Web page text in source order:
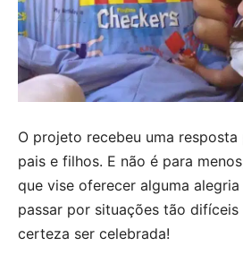
O projeto recebeu uma
pais e filhos. E não é para
que vise oferecer alguma
passar por situações tão
certeza ser celebrada!